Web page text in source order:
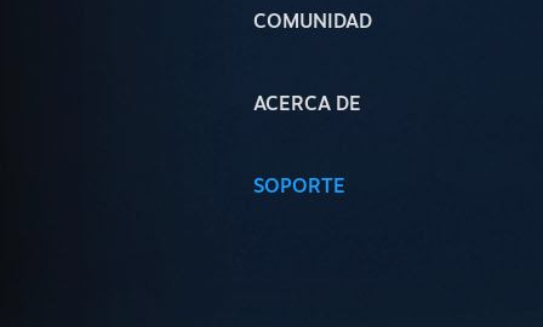
COMUNIDAD
ACERCA DE
SOPORTE